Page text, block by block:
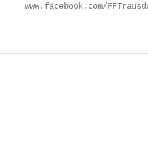
www.facebook.com/